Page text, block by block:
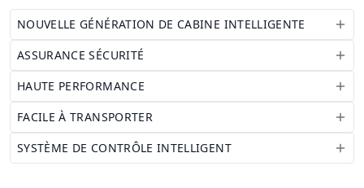
NOUVELLE GÉNÉRATION DE CABINE INTELLIGENTE
ASSURANCE SÉCURITÉ
HAUTE PERFORMANCE
FACILE À TRANSPORTER
SYSTÈME DE CONTRÔLE INTELLIGENT